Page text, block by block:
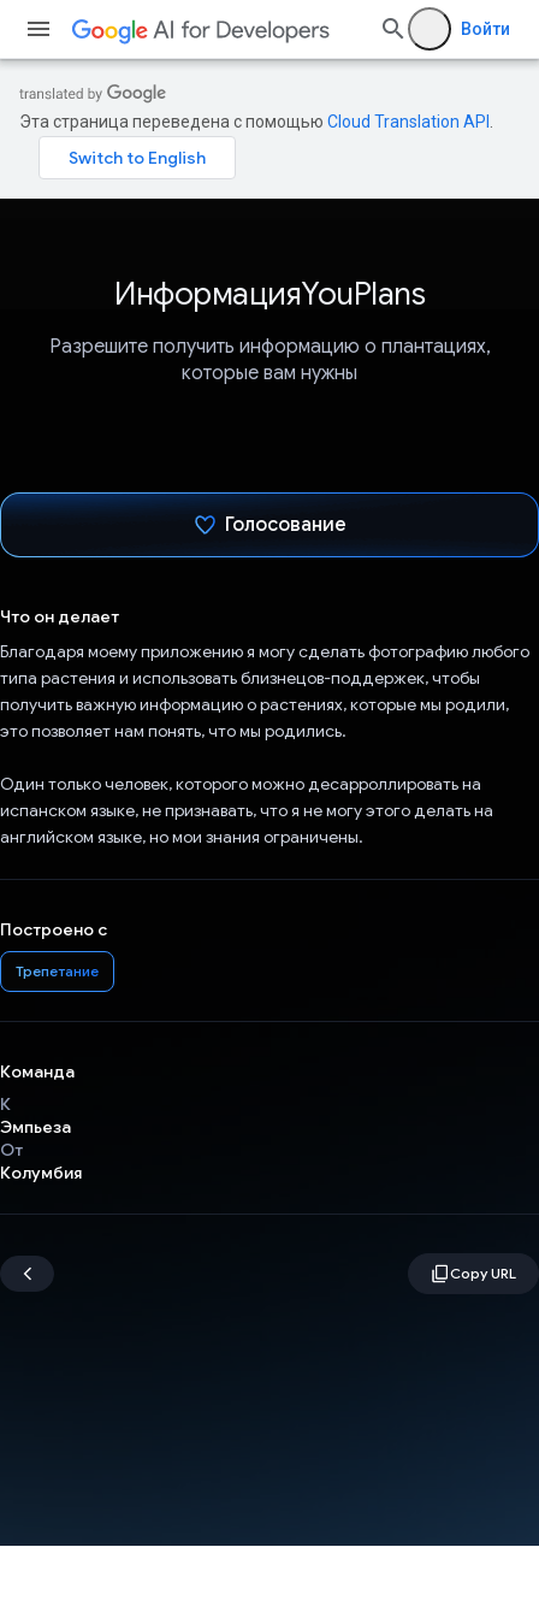
Войти
Эта страница переведена с помощью Cloud Translation API
ИнформацияYouPlans
Разрешите получить информацию о плантациях,
которые вам нужны
Голосование
Что он делает
Благодаря моему приложению я могу сделать фотографию любого
типа растения и использовать близнецов-поддержек, чтобы
получить важную информацию о растениях, которые мы родили,
это позволяет нам понять, что мы родились.
Один только человек, которого можно десарроллировать на
испанском языке, не признавать, что я не могу этого делать на
английском языке, но мои знания ограничены.
Построено с
Трепетание
Команда
К
Эмпьеза
От
Колумбия